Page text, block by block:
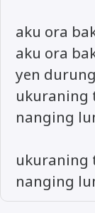
aku ora
aku ora
yen
ukuraning
nanging
ukuraning
nanging